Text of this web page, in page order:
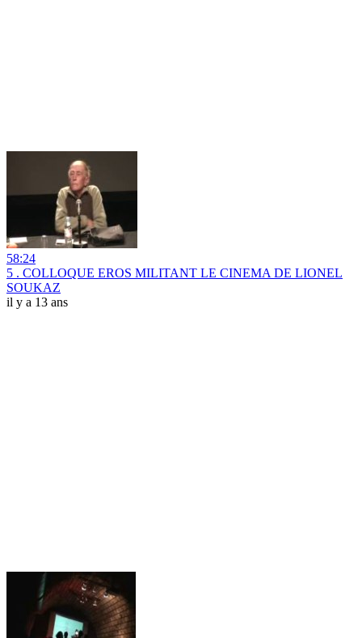
58:24
5 . COLLOQUE EROS MILITANT LE CINEMA DE LIONEL
SOUKAZ
il y a 13 ans